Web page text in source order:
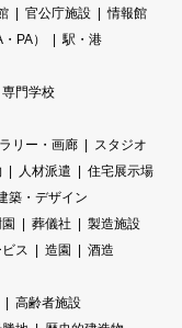
官公庁施設
情報館
PA）
駅・港
専門学校
リー・画廊
スタジオ
人材派遣
住宅展示場
築・デザイン
葬儀社
製造施設
ス 造園
酒造
高齢者施設